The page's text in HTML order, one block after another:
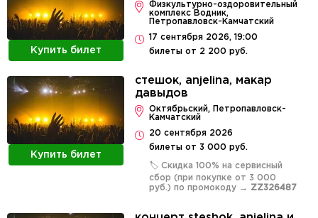
Купить билет
​Физкультурно-оздоровительный
комплекс Водник,
Петропавловск-Камчатский
17 сентября 2026, 19:00
билеты от 2 200 руб.
Купить билет
стешок, anjelina, макар
давыдов
Октябрьский, Петропавловск-
Камчатский
20 сентября 2026
билеты от 3 000 руб.
🏷️ Скидка 100% на сервисный
сбор (при покупке от 3 000
руб.) по промокоду → ZZ326487